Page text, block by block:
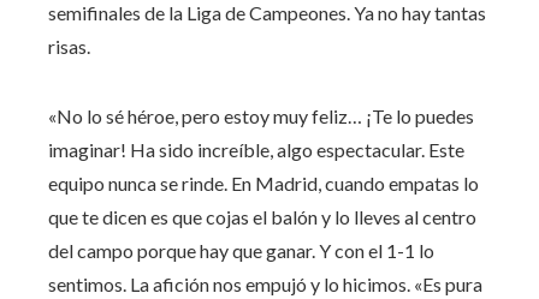
semifinales de la Liga de Campeones. Ya no hay tantas
risas.
«No lo sé héroe, pero estoy muy feliz… ¡Te lo puedes
imaginar! Ha sido increíble, algo espectacular. Este
equipo nunca se rinde. En Madrid, cuando empatas lo
que te dicen es que cojas el balón y lo lleves al centro
del campo porque hay que ganar. Y con el 1-1 lo
sentimos. La afición nos empujó y lo hicimos. «Es pura